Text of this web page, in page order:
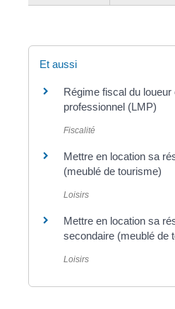
Et aussi
Régime fiscal du loueur
professionnel (LMP)
Fiscalité
Mettre en location sa
(meublé de tourisme)
Loisirs
Mettre en location sa
secondaire (meublé de
Loisirs